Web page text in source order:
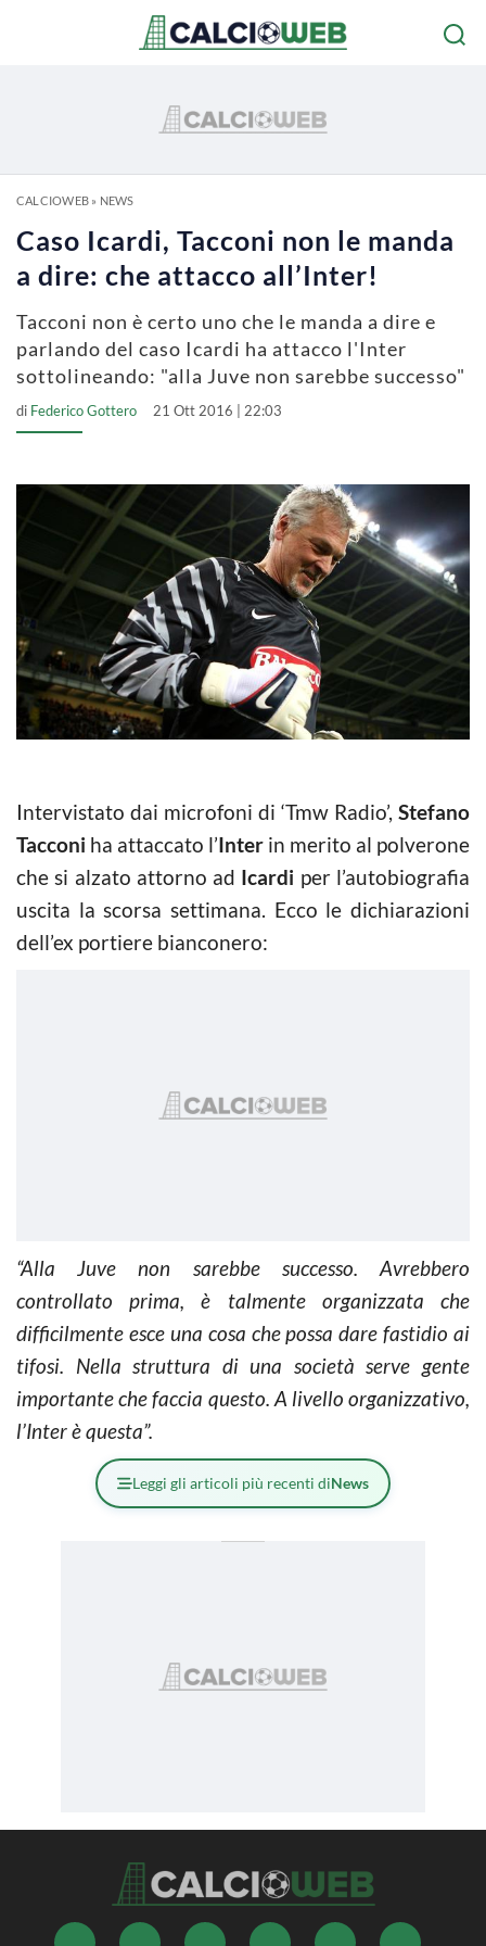
CALCIOWEB» NEWS
Caso Icardi, Tacconi non le manda
a dire: che attacco all’Inter!
Tacconi non è certo uno che le manda a dire e
parlando del caso Icardi ha attacco l'Inter
sottolineando: "alla Juve non sarebbe successo"
di Federico Gottero 21 Ott 2016 | 22:03
Intervistato dai microfoni di ‘Tmw Radio’, Stefano
Tacconi ha attaccato l’Inter in merito al polverone
che si alzato attorno ad Icardi per l’autobiografia
uscita la scorsa settimana. Ecco le dichiarazioni
dell’ex portiere bianconero:
“Alla Juve non sarebbe successo. Avrebbero
controllato prima, è talmente organizzata che
difficilmente esce una cosa che possa dare fastidio ai
tifosi. Nella struttura di una società serve gente
importante che faccia questo. A livello organizzativo,
l’Inter è questa”.
Leggi gli articoli più recenti diNews